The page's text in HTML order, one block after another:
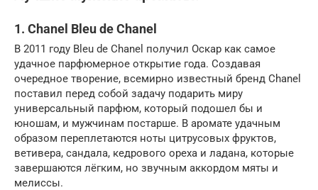
1. Chanel Bleu de Chanel
В 2011 году Bleu de Chanel получил Оскар как самое
удачное парфюмерное открытие года. Создавая
очередное творение, всемирно известный бренд Chanel
поставил перед собой задачу подарить миру
универсальный парфюм, который подошел бы и
юношам, и мужчинам постарше. В аромате удачным
образом переплетаются ноты цитрусовых фруктов,
ветивера, сандала, кедрового ореха и ладана, которые
завершаются лёгким, но звучным аккордом мяты и
мелиссы.